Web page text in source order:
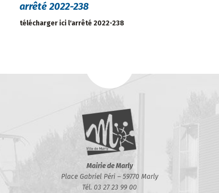
arrêté 2022-238
télécharger ici l'arrêté 2022-238
Mairie de Marly
Place Gabriel Péri – 59770 Marly
Tél. 03 27 23 99 00